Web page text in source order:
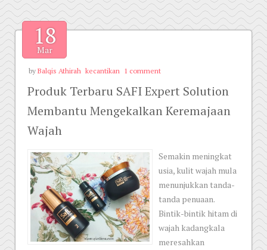
18
Mar
by Balqis Athirah kecantikan 1 comment
Produk Terbaru SAFI Expert Solution
Membantu Mengekalkan Keremajaan
Wajah
Semakin meningkat
usia, kulit wajah mula
menunjukkan tanda-
tanda penuaan.
Bintik-bintik hitam di
wajah kadangkala
meresahkan